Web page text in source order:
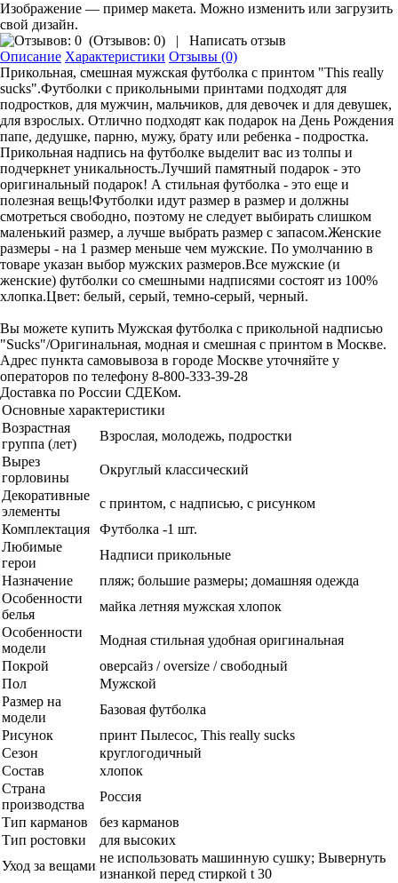
Изображение — пример макета. Можно изменить или загрузить
свой дизайн.
(Отзывов: 0) |
Написать отзыв
Описание Характеристики Отзывы (0)
Прикольная, смешная мужская футболка с принтом "This really
sucks".Футболки с прикольными принтами подходят для
подростков, для мужчин, мальчиков, для девочек и для девушек,
для взрослых. Отлично подходят как подарок на День Рождения
папе, дедушке, парню, мужу, брату или ребенка - подростка.
Прикольная надпись на футболке выделит вас из толпы и
подчеркнет уникальность.Лучший памятный подарок - это
оригинальный подарок! А стильная футболка - это еще и
полезная вещь!Футболки идут размер в размер и должны
смотреться свободно, поэтому не следует выбирать слишком
маленький размер, а лучше выбрать размер с запасом.Женские
размеры - на 1 размер меньше чем мужские. По умолчанию в
товаре указан выбор мужских размеров.Все мужские (и
женские) футболки со смешными надписями состоят из 100%
хлопка.Цвет: белый, серый, темно-серый, черный.
Вы можете купить Мужская футболка с прикольной надписью
"Sucks"/Оригинальная, модная и смешная с принтом в Москве.
Адрес пункта самовывоза в городе Москве уточняйте у
операторов по телефону 8-800-333-39-28
Доставка по России СДЕКом.
Основные характеристики
Возрастная
группа (лет)
Взрослая, молодежь, подростки
Вырез
горловины
Округлый классический
Декоративные
элементы
с принтом, с надписью, с рисунком
Комплектация
Футболка -1 шт.
Любимые
герои
Надписи прикольные
Назначение
пляж; большие размеры; домашняя одежда
Особенности
белья
майка летняя мужская хлопок
Особенности
модели
Модная стильная удобная оригинальная
Покрой
оверсайз / oversize / свободный
Пол
Мужской
Размер на
модели
Базовая футболка
Рисунок
принт Пылесос, This really sucks
Сезон
круглогодичный
Состав
хлопок
Страна
производства
Россия
Тип карманов
без карманов
Тип ростовки
для высоких
Уход за вещами
не использовать машинную сушку; Вывернуть
изнанкой перед стиркой t 30